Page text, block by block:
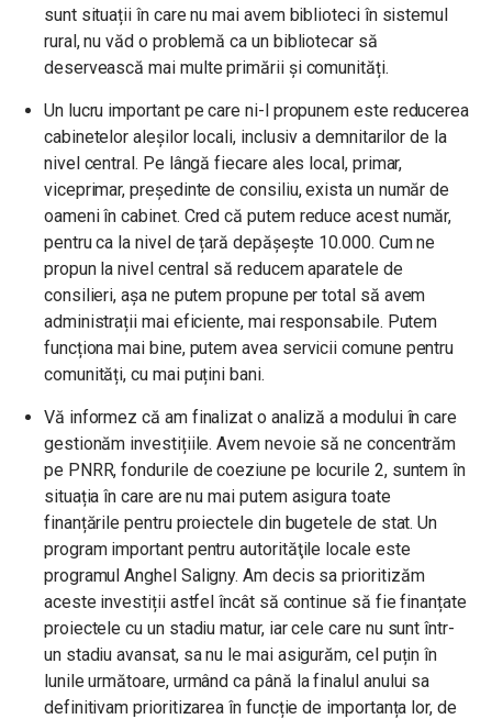
sunt situații în care nu mai avem biblioteci în sistemul
rural, nu văd o problemă ca un bibliotecar să
deservească mai multe primării și comunități.
Un lucru important pe care ni-l propunem este reducerea
cabinetelor aleșilor locali, inclusiv a demnitarilor de la
nivel central. Pe lângă fiecare ales local, primar,
viceprimar, președinte de consiliu, exista un număr de
oameni în cabinet. Cred că putem reduce acest număr,
pentru ca la nivel de țară depășește 10.000. Cum ne
propun la nivel central să reducem aparatele de
consilieri, așa ne putem propune per total să avem
administrații mai eficiente, mai responsabile. Putem
funcționa mai bine, putem avea servicii comune pentru
comunități, cu mai puțini bani.
Vă informez că am finalizat o analiză a modului în care
gestionăm investițiile. Avem nevoie să ne concentrăm
pe PNRR, fondurile de coeziune pe locurile 2, suntem în
situația în care are nu mai putem asigura toate
finanțările pentru proiectele din bugetele de stat. Un
program important pentru autorităţile locale este
programul Anghel Saligny. Am decis sa prioritizăm
aceste investiții astfel încât să continue să fie finanțate
proiectele cu un stadiu matur, iar cele care nu sunt într-
un stadiu avansat, sa nu le mai asigurăm, cel puțin în
lunile următoare, urmând ca până la finalul anului sa
definitivam prioritizarea în funcție de importanța lor, de